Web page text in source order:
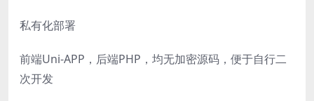
私有化部署
前端Uni-APP，后端PHP，均无加密源码，便于自行二
次开发